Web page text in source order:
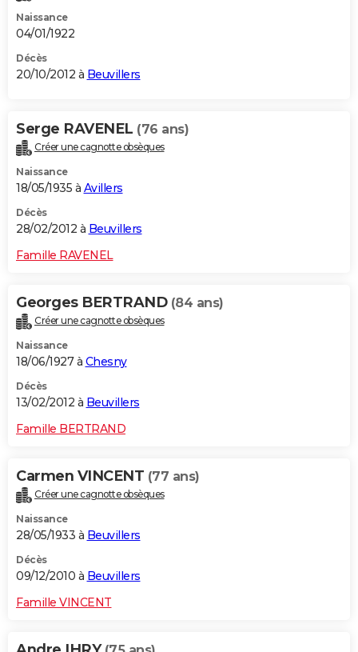
Naissance
04/01/1922
Décès
20/10/2012 à Beuvillers
Serge RAVENEL (76 ans)
Créer une cagnotte obsèques
Naissance
18/05/1935 à Avillers
Décès
28/02/2012 à Beuvillers
Famille RAVENEL
Georges BERTRAND (84 ans)
Créer une cagnotte obsèques
Naissance
18/06/1927 à Chesny
Décès
13/02/2012 à Beuvillers
Famille BERTRAND
Carmen VINCENT (77 ans)
Créer une cagnotte obsèques
Naissance
28/05/1933 à Beuvillers
Décès
09/12/2010 à Beuvillers
Famille VINCENT